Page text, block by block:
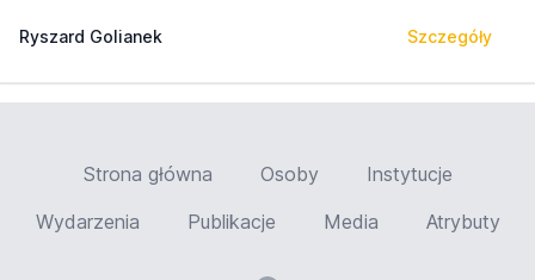
Ryszard Golianek Szczegóły
Strona główna Osoby
Instytucje
Wydarzenia
Publikacje Media Atrybuty